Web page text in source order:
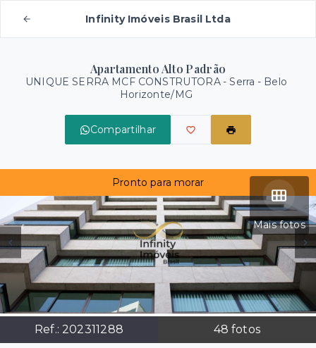
Infinity Imóveis Brasil Ltda
Apartamento Alto Padrão
UNIQUE SERRA MCF CONSTRUTORA -Serra - Belo
Horizonte/MG
Compartilhar
Mais fotos
Ref.: 202311288 48 fotos
Pronto para morar